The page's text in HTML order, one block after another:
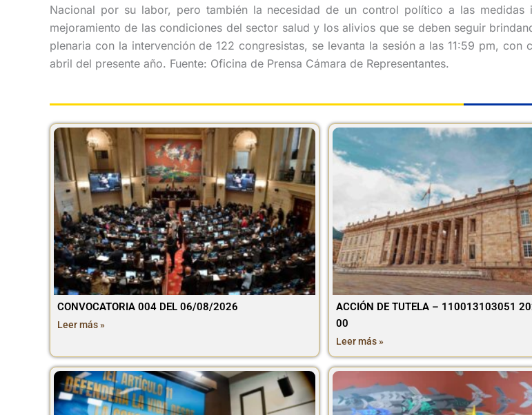
Nacional por su labor, pero también la necesidad de un control político a las
mejoramiento de las condiciones del sector salud y los alivios que se deben seguir
plenaria con la intervención de 122 congresistas, se levanta la sesión a las 11:59 pm,
abril del presente año. Fuente: Oficina de Prensa Cámara de Representantes.
CONVOCATORIA 004 DEL 06/08/2026
Leer más »
ACCIÓN DE TUTELA – 110013103051
00
Leer más »